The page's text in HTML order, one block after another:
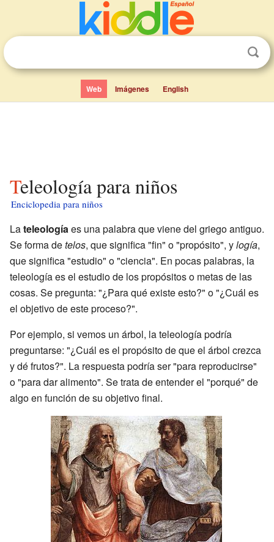
Web Imágenes English
Teleología para niños
Enciclopedia para niños
Lateleologíaes una palabra que viene del griego antiguo.
Se forma detelos, que significa "fin" o "propósito", ylogía,
que significa "estudio" o "ciencia". En pocas palabras, la
teleología es el estudio de los propósitos o metas de las
cosas. Se pregunta: "¿Para qué existe esto?" o "¿Cuál es
el objetivo de este proceso?".
Por ejemplo, si vemos un árbol, la teleología podría
preguntarse: "¿Cuál es el propósito de que el árbol crezca
y dé frutos?". La respuesta podría ser "para reproducirse"
o "para dar alimento". Se trata de entender el "porqué" de
algo en función de su objetivo final.